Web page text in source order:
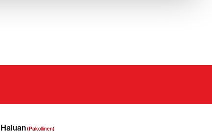
Haluan(Pakollinen)